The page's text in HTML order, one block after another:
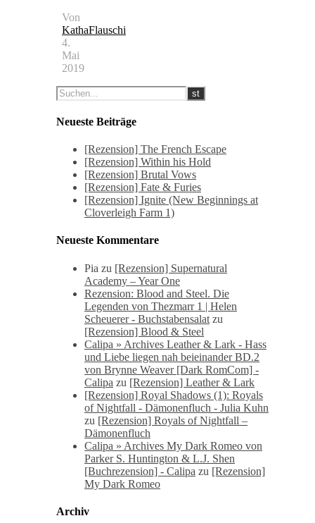
Von
KathaFlauschi
4.
Mai
2019
Neueste Beiträge
[Rezension] The French Escape
[Rezension] Within his Hold
[Rezension] Brutal Vows
[Rezension] Fate & Furies
[Rezension] Ignite (New Beginnings at
Cloverleigh Farm 1)
Neueste Kommentare
Pia zu [Rezension] Supernatural
Academy – Year One
Rezension: Blood and Steel. Die
Legenden von Thezmarr 1 | Helen
Scheuerer - Buchstabensalat zu
[Rezension] Blood & Steel
Calipa » Archives Leather & Lark - Hass
und Liebe liegen nah beieinander BD.2
von Brynne Weaver [Dark RomCom] -
Calipa zu [Rezension] Leather & Lark
[Rezension] Royal Shadows (1): Royals
of Nightfall - Dämonenfluch - Julia Kuhn
zu [Rezension] Royals of Nightfall –
Dämonenfluch
Calipa » Archives My Dark Romeo von
Parker S. Huntington & L.J. Shen
[Buchrezension] - Calipa zu [Rezension]
My Dark Romeo
Archiv